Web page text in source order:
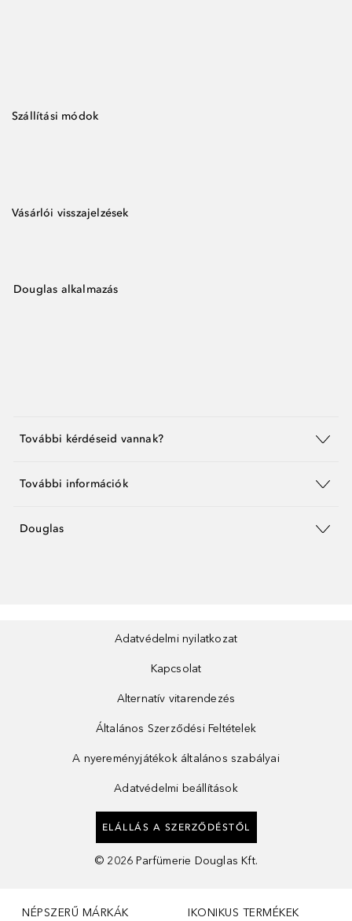
Szállítási módok
Vásárlói visszajelzések
Douglas alkalmazás
További kérdéseid vannak?
További információk
Douglas
Adatvédelmi nyilatkozat
Kapcsolat
Alternatív vitarendezés
Általános Szerződési Feltételek
A nyereményjátékok általános szabályai
Adatvédelmi beállítások
ELÁLLÁS A SZERZŐDÉSTŐL
© 2026 Parfümerie Douglas Kft.
NÉPSZERŰ MÁRKÁK IKONIKUS TERMÉKEK